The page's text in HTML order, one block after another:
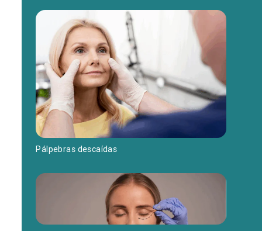
Pálpebras descaídas